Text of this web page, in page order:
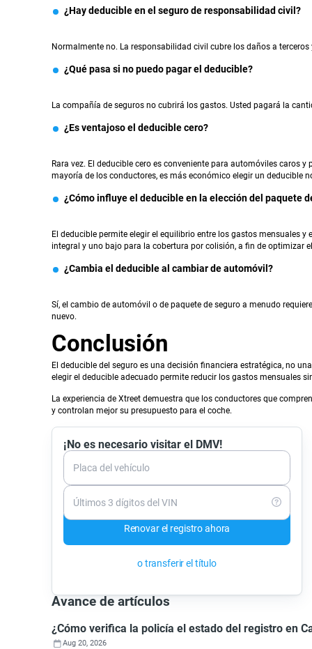
¿Hay deducible en el seguro de responsabilidad civil?
Normalmente no. La responsabilidad civil cubre los daños a
¿Qué pasa si no puedo pagar el deducible?
La compañía de seguros no cubrirá los gastos. Usted pagará la
¿Es ventajoso el deducible cero?
Rara vez. El deducible cero es conveniente para automóviles
mayoría de los conductores, es más económico elegir un deducible
¿Cómo influye el deducible en la elección del paquete
El deducible permite elegir el equilibrio entre los gastos mensuales
integral y uno bajo para la cobertura por colisión, a fin de optimizar
¿Cambia el deducible al cambiar de automóvil?
Sí, el cambio de automóvil o de paquete de seguro a menudo
nuevo.
Conclusión
El deducible del seguro es una decisión financiera estratégica, no
elegir el deducible adecuado permite reducir los gastos mensuales
La experiencia de Xtreet demuestra que los conductores que
y controlan mejor su presupuesto para el coche.
¡No es necesario visitar el DMV!
Placa del vehículo
Últimos 3 dígitos del VIN
Renovar el registro ahora
o transferir el título
Avance de artículos
¿Cómo verifica la policía el estado del registro en
Aug 20, 2026